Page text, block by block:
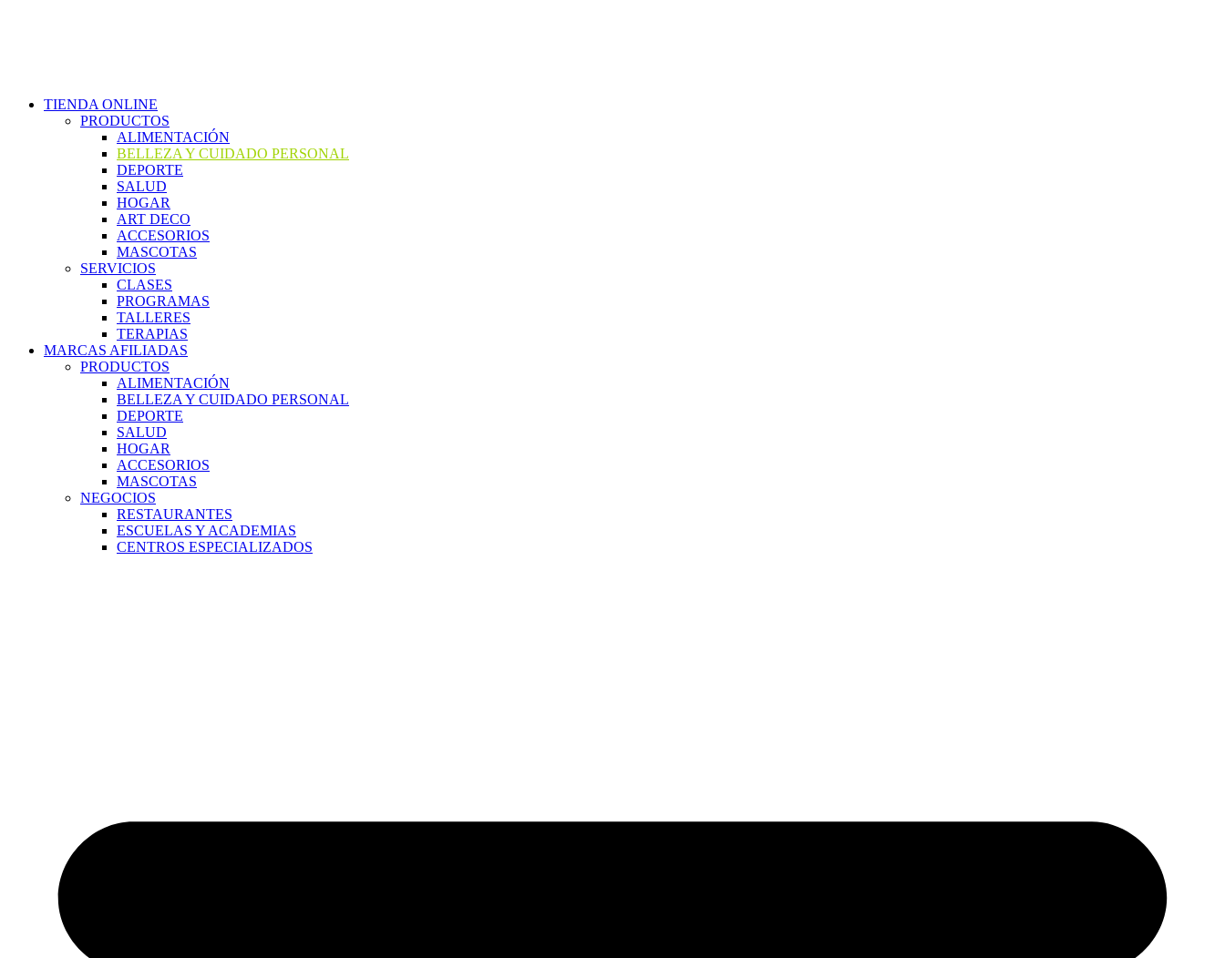
TIENDA ONLINE
PRODUCTOS
ALIMENTACIÓN
BELLEZA Y CUIDADO PERSONAL
DEPORTE
SALUD
HOGAR
ART DECO
ACCESORIOS
MASCOTAS
SERVICIOS
CLASES
PROGRAMAS
TALLERES
TERAPIAS
MARCAS AFILIADAS
PRODUCTOS
ALIMENTACIÓN
BELLEZA Y CUIDADO PERSONAL
DEPORTE
SALUD
HOGAR
ACCESORIOS
MASCOTAS
NEGOCIOS
RESTAURANTES
ESCUELAS Y ACADEMIAS
CENTROS ESPECIALIZADOS